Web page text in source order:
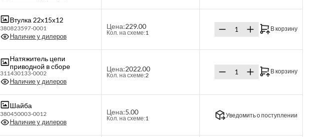
Втулка 22х15х12
380823597-0001
Наличие у дилеров
Цена:229.00
Кол. на схеме:1
В корзину
Натяжитель цепи
приводной в сборе
311430133-0002
Наличие у дилеров
Цена:2022.00
Кол. на схеме:2
В корзину
Шайба
380450003-0012
Наличие у дилеров
Цена:5.00
Кол. на схеме:1 Уведомить о поступлении